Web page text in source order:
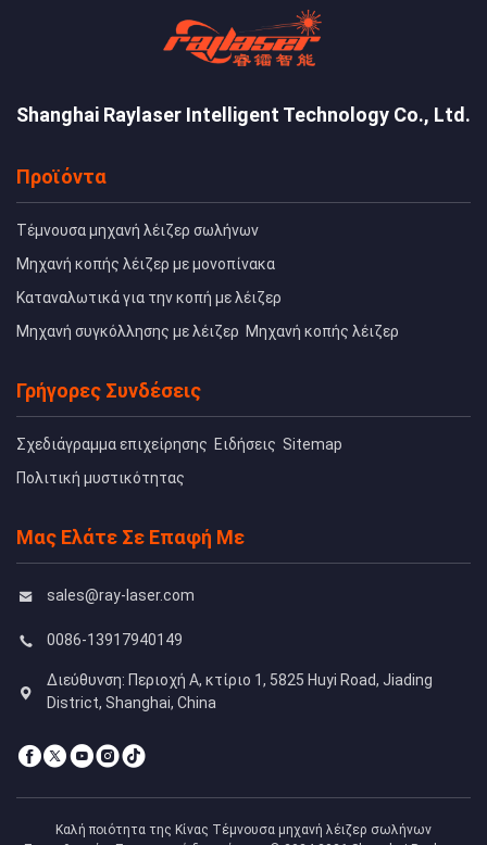
Shanghai Raylaser Intelligent Technology Co., Ltd.
Προϊόντα
Τέμνουσα μηχανή λέιζερ σωλήνων
Μηχανή κοπής λέιζερ με μονοπίνακα
Καταναλωτικά για την κοπή με λέιζερ
Μηχανή συγκόλλησης με λέιζερ Μηχανή κοπής λέιζερ
Γρήγορες Συνδέσεις
Σχεδιάγραμμα επιχείρησης Ειδήσεις Sitemap
Πολιτική μυστικότητας
Μας Ελάτε Σε Επαφή Με
sales@ray-laser.com
0086-13917940149
Διεύθυνση: Περιοχή Α, κτίριο 1, 5825 Huyi Road, Jiading
District, Shanghai, China
Καλή ποιότητα της Κίνας Τέμνουσα μηχανή λέιζερ σωλήνων